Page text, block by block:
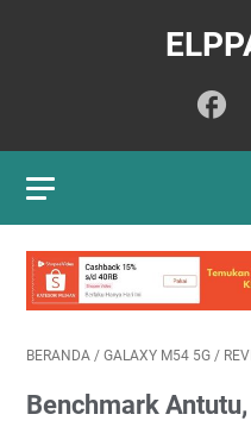
BERANDA / GALAXY M54 5G /
Benchmark